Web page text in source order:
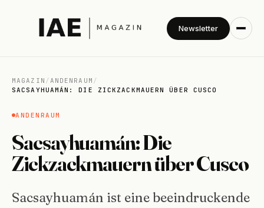
Newsletter
MAGAZIN /ANDENRAUM /
SACSAYHUAMÁN: DIE ZICKZACKMAUERN ÜBER CUSCO
ANDENRAUM
Sacsayhuamán: Die
Zickzackmauern über Cusco
Sacsayhuamán ist eine beeindruckende